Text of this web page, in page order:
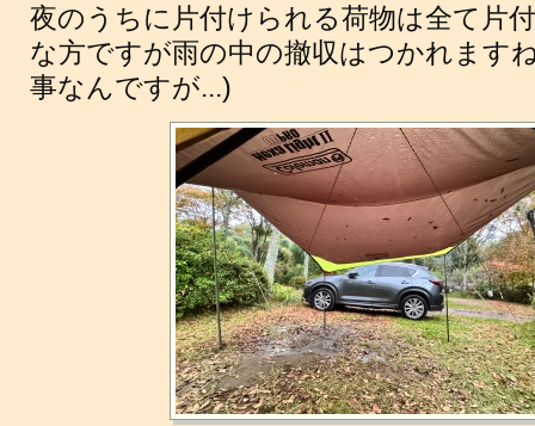
夜のうちに片付けられる荷物は全て片
な方ですが雨の中の撤収はつかれます
事なんですが...)